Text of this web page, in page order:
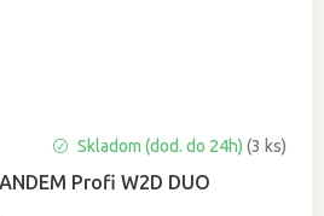
Profi W2D DUO
Skladom (dod. do 24h)(3 ks)